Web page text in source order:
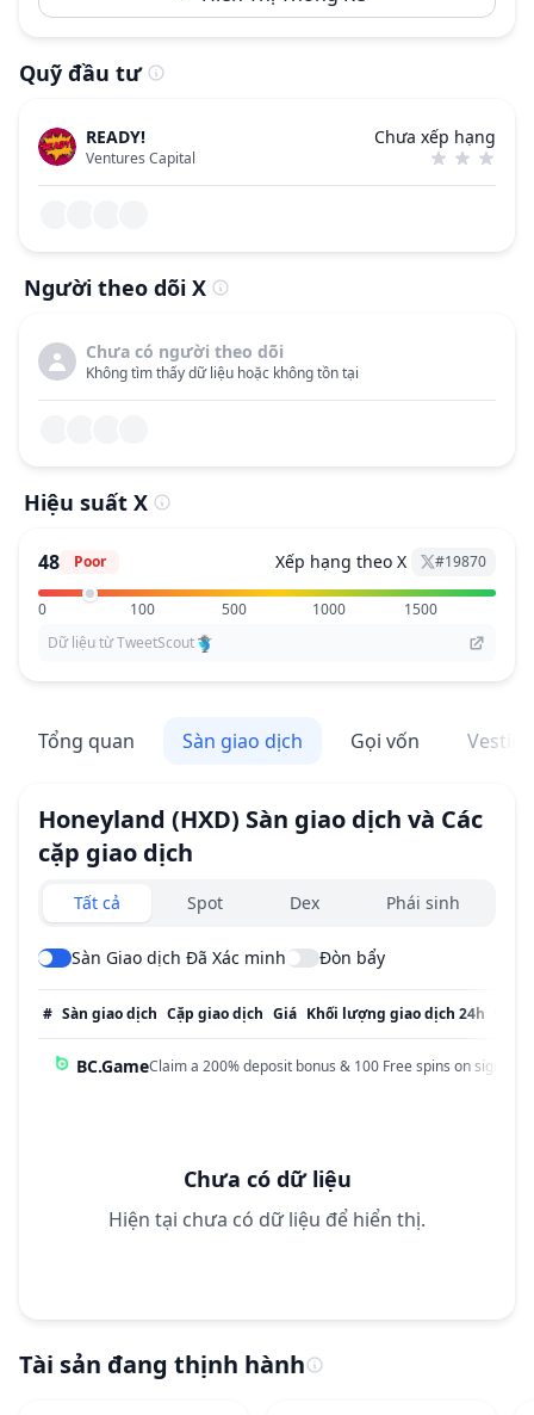
Quỹ đầu tư
READY!
Ventures Capital
Chưa xếp hạng
Người theo dõi X
Chưa có người theo dõi
Không tìm thấy dữ liệu hoặc không tồn tại
Hiệu suất X
48 Poor Xếp hạng theo X #19870
0 100 500 1000
1500
Dữ liệu từ TweetScout
Tổng quan Sàn giao dịch Gọi vốn Vesting
Honeyland (HXD) Sàn giao dịch và Các
cặp giao dịch
Exchanges type
Tất cả Spot Dex Phái sinh
Sàn Giao dịch Đã Xác minh Đòn bẩy
# Sàn giao dịch Cặp giao dịch Giá Khối lượng giao dịch 24h
BC.GameClaim a 200% deposit bonus & 100 Free spins on sign up!
Chưa có dữ liệu
Hiện tại chưa có dữ liệu để hiển thị.
Tài sản đang thịnh hành